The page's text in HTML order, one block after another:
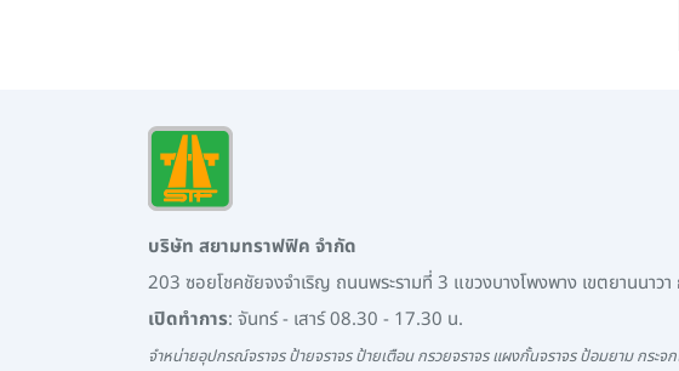
บริษัท สยามทราฟฟิค จำกัด
203 ซอยโชคชัยจงจำเริญ ถนนพระรามที่ 3 แขวงบางโพงพาง เขตยานนาว
เปิดทำการ: จันทร์ - เสาร์ 08.30 - 17.30 น.
จำหน่ายอุปกรณ์จราจร ป้ายจราจร ป้ายเตือน กรวยจราจร แผงกั้นจราจร ป้อมยาม กระจก